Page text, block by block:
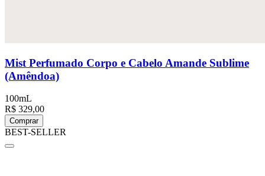
Mist Perfumado Corpo e Cabelo Amande Sublime
(Amêndoa)
100mL
R$ 329,00
Comprar
BEST-SELLER